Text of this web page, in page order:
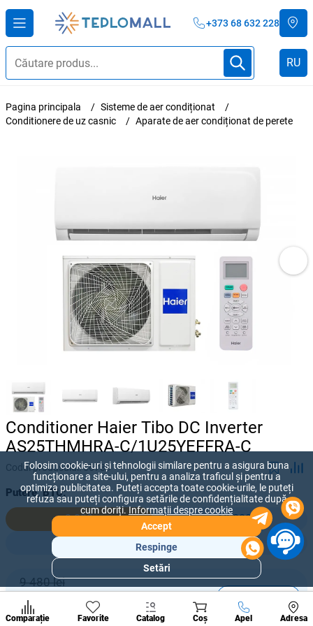
+373 68 632 228
RU
Pagina principala
Sisteme de aer condiționat
Conditionere de uz casnic
Aparate de aer condiționat de perete
Conditioner Haier Tibo DC Inverter
AS25THMHRA-C/1U25YEFFRA-C
Codul produsului:56789
Putere, BTU:
9 000
12 000
24 000
9 480 lei
5 900lei - +
Comparație Favorite Catalog Coș Apel Adresa
A suna
populare
de
Folosim cookie-uri și tehnologii similare pentru a asigura buna
funcționare a site-ului, pentru a analiza traficul și pentru a
optimiza publicitatea. Puteți accepta toate cookie-urile, le puteți
refuza sau puteți configura setările de confidențialitate după
cum doriți.Informații despre cookie
Accept
Respinge
Setări